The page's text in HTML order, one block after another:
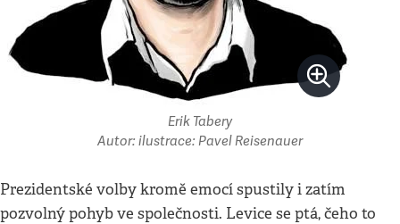
Erik Tabery
Autor: ilustrace: Pavel Reisenauer
Prezidentské volby kromě emocí spustily i zatím
pozvolný pohyb ve společnosti. Levice se ptá, čeho to